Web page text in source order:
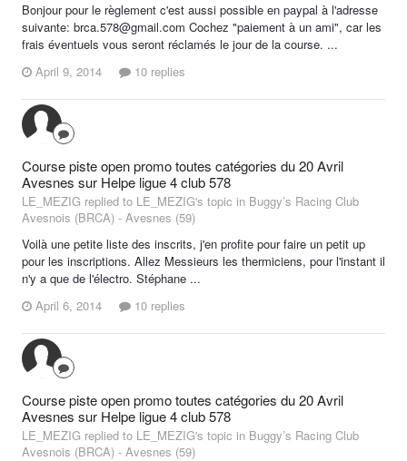
Bonjour pour le règlement c'est aussi possible en paypal à l'adresse
suivante: brca.578@gmail.com Cochez "paiement à un ami", car les
frais éventuels vous seront réclamés le jour de la course. ...
April 9, 2014
10 replies
Course piste open promo toutes catégories du 20 Avril
Avesnes sur Helpe ligue 4 club 578
LE_MEZIG replied to LE_MEZIG's topic in Buggy’s Racing Club
Avesnois (BRCA) - Avesnes (59)
Voilà une petite liste des inscrits, j'en profite pour faire un petit up
pour les inscriptions. Allez Messieurs les thermiciens, pour l'instant il
n'y a que de l'électro. Stéphane ...
April 6, 2014
10 replies
Course piste open promo toutes catégories du 20 Avril
Avesnes sur Helpe ligue 4 club 578
LE_MEZIG replied to LE_MEZIG's topic in Buggy’s Racing Club
Avesnois (BRCA) - Avesnes (59)